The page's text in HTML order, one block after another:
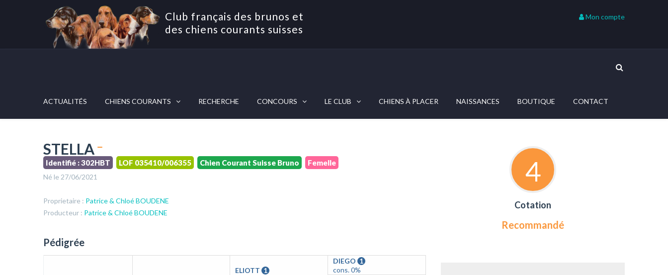
Club français des brunos et
des chiens courants suisses
Mon compte
ACTUALITÉS CHIENS COURANTS RECHERCHE CONCOURS LE CLUB CHIENS À PLACER NAISSANCES BOUTIQUE CONTACT
STELLA
Identifié : 302HBT LOF 035410/006355 Chien Courant Suisse Bruno Femelle
Né le 27/06/2021
Proprietaire : Patrice & Chloé BOUDENE
Producteur : Patrice & Chloé BOUDENE
Pédigrée
ELIOTT 1
DIEGO 1
cons. 0%
4
Cotation
Recommandé